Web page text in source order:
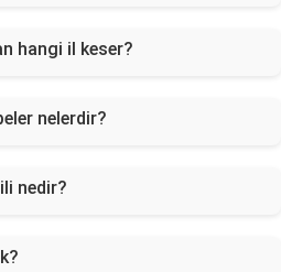
hangi il keser?
nelerdir?
nedir?